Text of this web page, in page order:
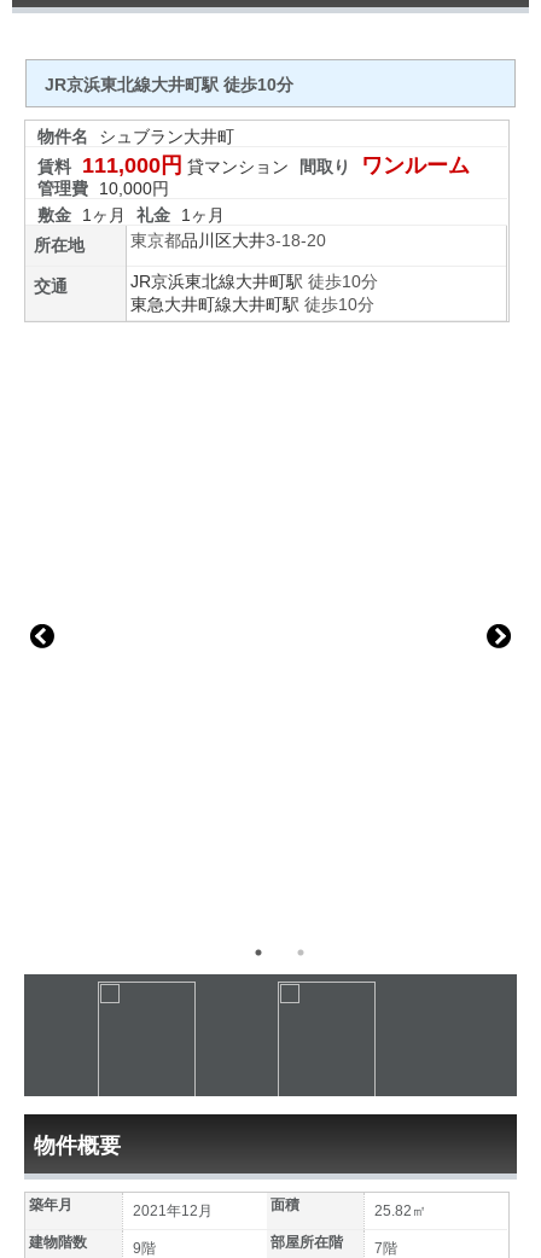
JR京浜東北線大井町駅 徒歩10分
物件名
シュブラン大井町
賃料
111,000円 貸マンション 間取り ワンルーム
管理費
10,000円
敷金
1ヶ月 礼金
1ヶ月
所在地
東京都品川区大井3-18-20
交通 JR京浜東北線大井町駅 徒歩10分
東急大井町線大井町駅 徒歩10分
物件概要
築年月 2021年12月 面積
25.82㎡
建物階数
9階 部屋所在階
7階